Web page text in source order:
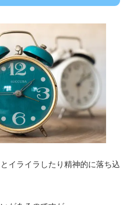
イライラしたり精神的に落ち込